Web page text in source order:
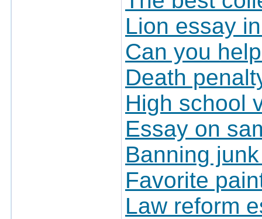
Lion essay
Can you
Death
High school
Essay on
Banning
Favorite
Law reform